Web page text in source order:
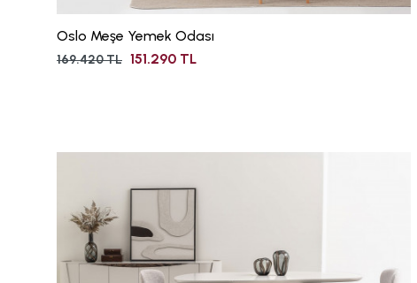
Oslo Meşe Yemek Odası
169.420 TL 151.290 TL